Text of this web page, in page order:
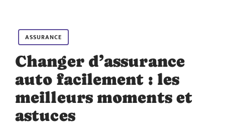
ASSURANCE
Changer d’assurance
auto facilement : les
meilleurs moments et
astuces